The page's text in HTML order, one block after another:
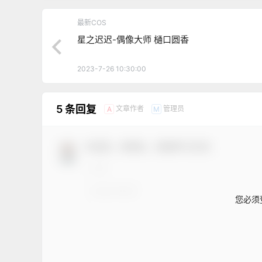
最新COS
星之迟迟-偶像大师 樋口圆香
2023-7-26 10:30:00
5 条回复 A 文章作者 M 管理员
您必须